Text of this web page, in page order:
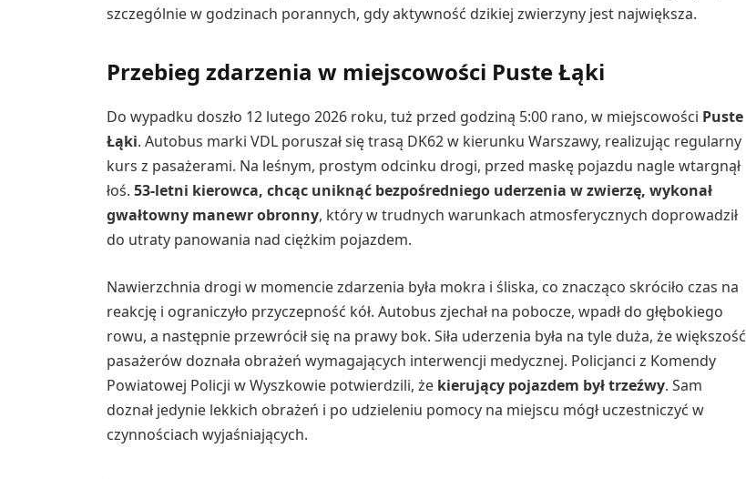
szczególnie w godzinach porannych, gdy aktywność dzikiej zwierzyny jest największa.
Przebieg zdarzenia w miejscowości Puste Łąki
Do wypadku doszło 12 lutego 2026 roku, tuż przed godziną 5:00 rano, w miejscowości Puste
Łąki. Autobus marki VDL poruszał się trasą DK62 w kierunku Warszawy, realizując regularny
kurs z pasażerami. Na leśnym, prostym odcinku drogi, przed maskę pojazdu nagle wtargnął
łoś.53-letni kierowca, chcąc uniknąć bezpośredniego uderzenia w zwierzę, wykonał
gwałtowny manewr obronny, który w trudnych warunkach atmosferycznych doprowadził
do utraty panowania nad ciężkim pojazdem.
Nawierzchnia drogi w momencie zdarzenia była mokra i śliska, co znacząco skróciło czas na
reakcję i ograniczyło przyczepność kół. Autobus zjechał na pobocze, wpadł do głębokiego
rowu, a następnie przewrócił się na prawy bok. Siła uderzenia była na tyle duża, że większość
pasażerów doznała obrażeń wymagających interwencji medycznej. Policjanci z Komendy
Powiatowej Policji w Wyszkowie potwierdzili, że kierujący pojazdem był trzeźwy. Sam
doznał jedynie lekkich obrażeń i po udzieleniu pomocy na miejscu mógł uczestniczyć w
czynnościach wyjaśniających.